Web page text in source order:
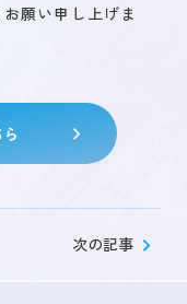
願い申し上げま
次の記事